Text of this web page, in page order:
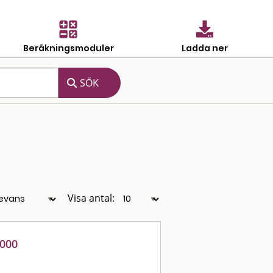
Beräkningsmoduler Ladda ner
Visa antal: